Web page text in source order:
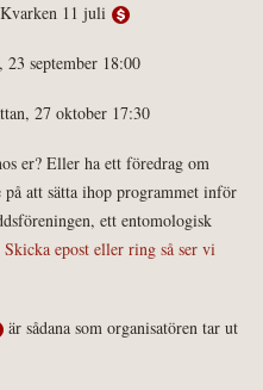
11 juli
september 18:00
27 oktober 17:30
er? Eller ha ett föredrag om
att sätta ihop programmet inför
ett entomologisk
Skicka epost eller ring så ser vi
är sådana som organisatören tar ut